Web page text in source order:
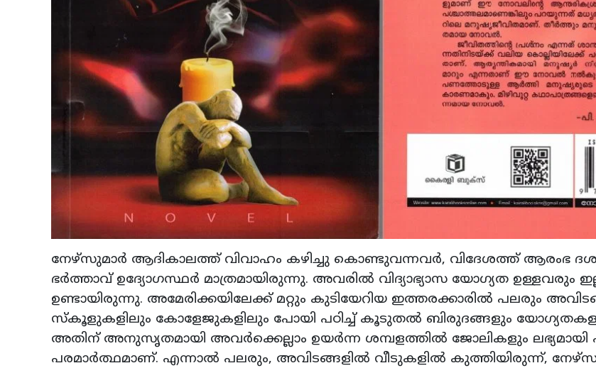
നേഴ്‌സുമാര്‍ ആദികാലത്ത് വിവാഹം കഴിച്ചു കൊണ്ടുവന്നവര്‍, വിദേശത്ത് ആരംഭ
ഭര്‍ത്താവ് ഉദ്യോഗസ്ഥര്‍ മാത്രമായിരുന്നു. അവരില്‍ വിദ്യാഭ്യാസ യോഗ്യത ഉള്ളവരും
ഉണ്ടായിരുന്നു. അമേരിക്കയിലേക്ക് മറ്റും കുടിയേറിയ ഇത്തരക്കാരില്‍ പലരും
സ്‌കൂളുകളിലും കോളേജുകളിലും പോയി പഠിച്ച് കൂടുതല്‍ ബിരുദങ്ങളും യോഗ്യതകളും
അതിന് അനുസൃതമായി അവര്‍ക്കെല്ലാം ഉയര്‍ന്ന ശമ്പളത്തില്‍ ജോലികളും
പരമാര്‍ത്ഥമാണ്. എന്നാല്‍ പലരും, അവിടങ്ങളില്‍ വീടുകളില്‍ കുത്തിയിരുന്ന്,